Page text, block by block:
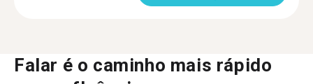
Falar é o caminho mais rápido